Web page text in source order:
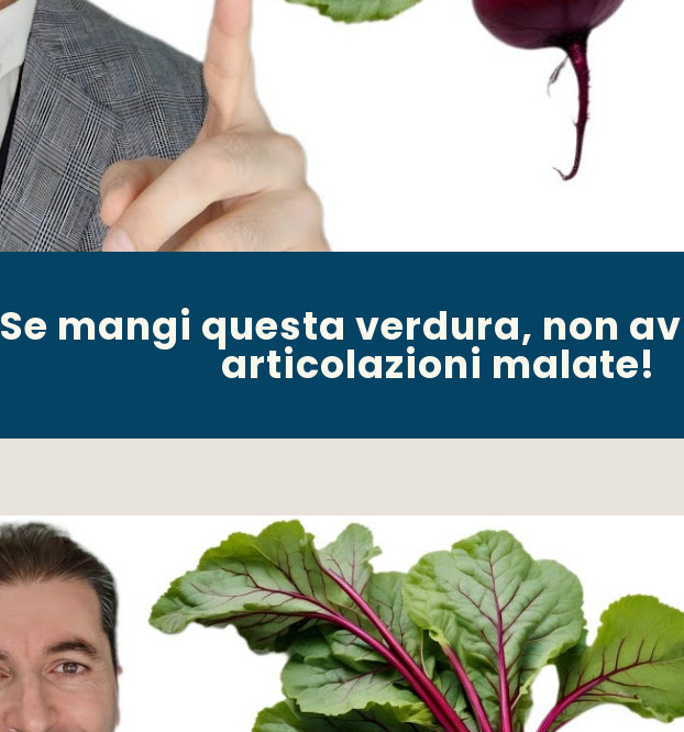
Se mangi questa verdura, non
articolazioni malate!